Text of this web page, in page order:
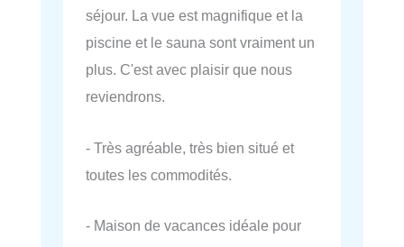
séjour. La vue est magnifique et la
piscine et le sauna sont vraiment un
plus. C'est avec plaisir que nous
reviendrons.
- Très agréable, très bien situé et
toutes les commodités.
- Maison de vacances idéale pour